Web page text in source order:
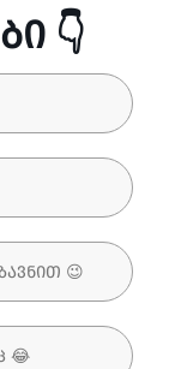
👇